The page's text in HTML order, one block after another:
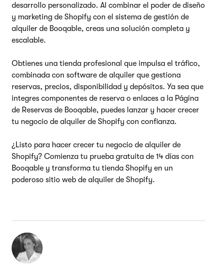
desarrollo personalizado. Al combinar el poder de diseño
y marketing de Shopify con el sistema de gestión de
alquiler de Booqable, creas una solución completa y
escalable.
Obtienes una tienda profesional que impulsa el tráfico,
combinada con software de alquiler que gestiona
reservas, precios, disponibilidad y depósitos. Ya sea que
integres componentes de reserva o enlaces a la Página
de Reservas de Booqable, puedes lanzar y hacer crecer
tu negocio de alquiler de Shopify con confianza.
¿Listo para hacer crecer tu negocio de alquiler de
Shopify? Comienza tu prueba gratuita de 14 días con
Booqable y transforma tu tienda Shopify en un
poderoso sitio web de alquiler de Shopify.